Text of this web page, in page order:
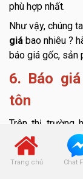
Trang chủ Chat
phù hợp nhất.
Như vậy, chúng
giá bao nhiêu ?
báo giá gốc, sản
6. Báo
tôn
Trên thị trường
nhiều hãng
bạn có thể tham